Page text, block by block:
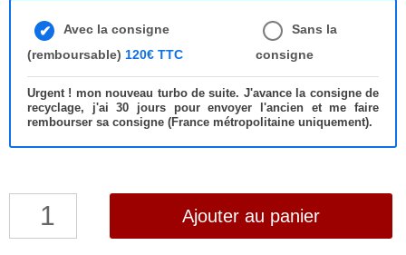
Avec la consigne
(remboursable) 120€ TTC
Sans la
consigne
Urgent ! mon nouveau turbo de suite. J'avance la consigne de
recyclage, j'ai 30 jours pour envoyer l'ancien et me faire
rembourser sa consigne (France métropolitaine uniquement).
quantité
Ajouter au panier